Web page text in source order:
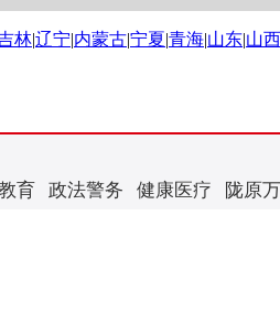
林|辽宁|内蒙古|宁夏|青海|山东|山西
育 政法警务 健康医疗 陇原